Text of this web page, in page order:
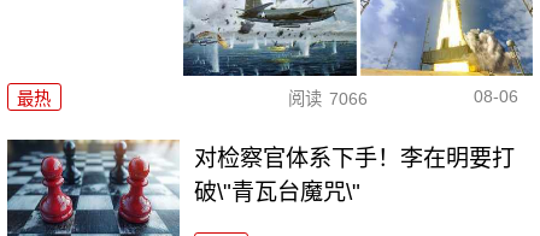
最热 阅读 7066 08-06
对检察官体系下手！李在明要打
破\"青瓦台魔咒\"